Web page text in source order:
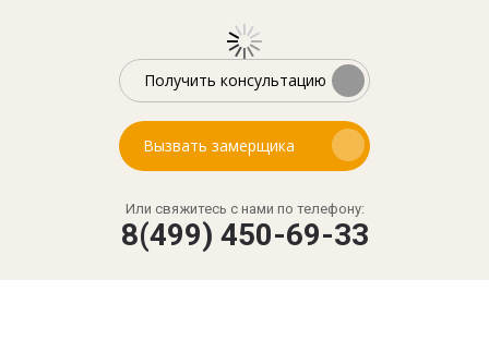
Получить консультацию
Вызвать замерщика
Или свяжитесь с нами по телефону:
8(499) 450-69-33